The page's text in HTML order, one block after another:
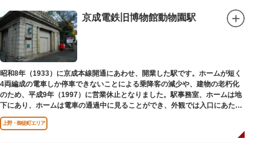
京成電鉄旧博物館動物園駅
昭和8年（1933）に京成本線開通にあわせ、開業した駅です。ホームが短く
4両編成の電車しか停車できないことによる乗降客の減少や、建物の老朽化
のため、平成9年（1997）に営業休止となりました。駅事務室、ホームは地
下にあり、ホームは電車の通過中に見ることができ、外観では入口にあたる
建物を見ることができます。
上野・御徒町エリア